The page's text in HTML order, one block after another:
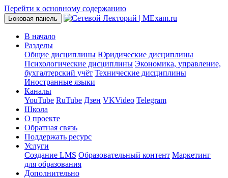
Перейти к основному содержанию
Боковая панель
В начало
Разделы
Общие дисциплины Юридические дисциплины
Психологические дисциплины Экономика, управление,
бухгалтерский учёт Технические дисциплины
Иностранные языки
Каналы
YouTube RuTube Дзен VKVideo Telegram
Школа
О проекте
Обратная связь
Поддержать ресурс
Услуги
Создание LMS Образовательный контент Маркетинг
для образования
Дополнительно